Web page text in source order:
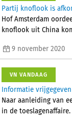
Partij knoflook is
Hof Amsterdam
knoflook uit China
9 november 2020
VN VANDAAG
Informatie
Naar aanleiding van
in de toeslagenaffaire.